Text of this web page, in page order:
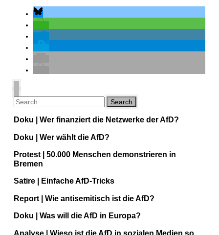
Doku | Wer finanziert die Netzwerke der AfD?
Doku | Wer wählt die AfD?
Protest | 50.000 Menschen demonstrieren in
Bremen
Satire | Einfache AfD-Tricks
Report | Wie antisemitisch ist die AfD?
Doku | Was will die AfD in Europa?
Analyse | Wieso ist die AfD in sozialen Medien so